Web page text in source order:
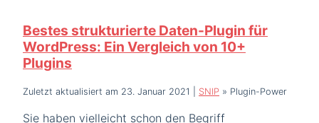
Bestes strukturierte Daten-Plugin für
WordPress: Ein Vergleich von 10+
Plugins
Zuletzt aktualisiert am 23. Januar 2021 SNIP » Plugin-Power
Sie haben vielleicht schon den Begriff